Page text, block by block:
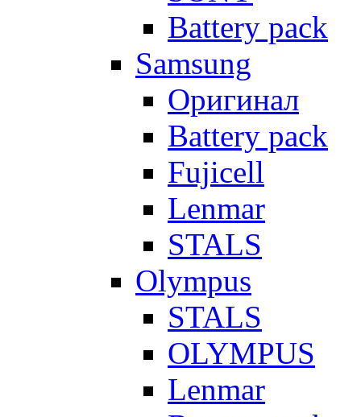
Battery pack
Samsung
Оригинал
Battery pack
Fujicell
Lenmar
STALS
Olympus
STALS
OLYMPUS
Lenmar